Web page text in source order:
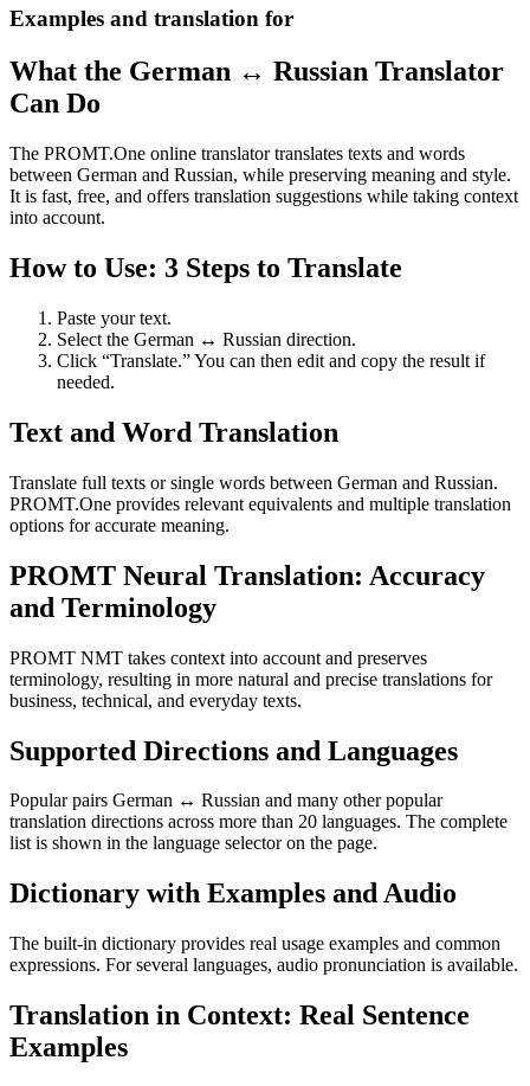
Examples and translation for
What the German ↔ Russian Translator
Can Do
The PROMT.One online translator translates texts and words
between German and Russian, while preserving meaning and style.
It is fast, free, and offers translation suggestions while taking context
into account.
How to Use: 3 Steps to Translate
Paste your text.
Select the German ↔ Russian direction.
Click “Translate.” You can then edit and copy the result if
needed.
Text and Word Translation
Translate full texts or single words between German and Russian.
PROMT.One provides relevant equivalents and multiple translation
options for accurate meaning.
PROMT Neural Translation: Accuracy
and Terminology
PROMT NMT takes context into account and preserves
terminology, resulting in more natural and precise translations for
business, technical, and everyday texts.
Supported Directions and Languages
Popular pairs German ↔ Russian and many other popular
translation directions across more than 20 languages. The complete
list is shown in the language selector on the page.
Dictionary with Examples and Audio
The built-in dictionary provides real usage examples and common
expressions. For several languages, audio pronunciation is available.
Translation in Context: Real Sentence
Examples